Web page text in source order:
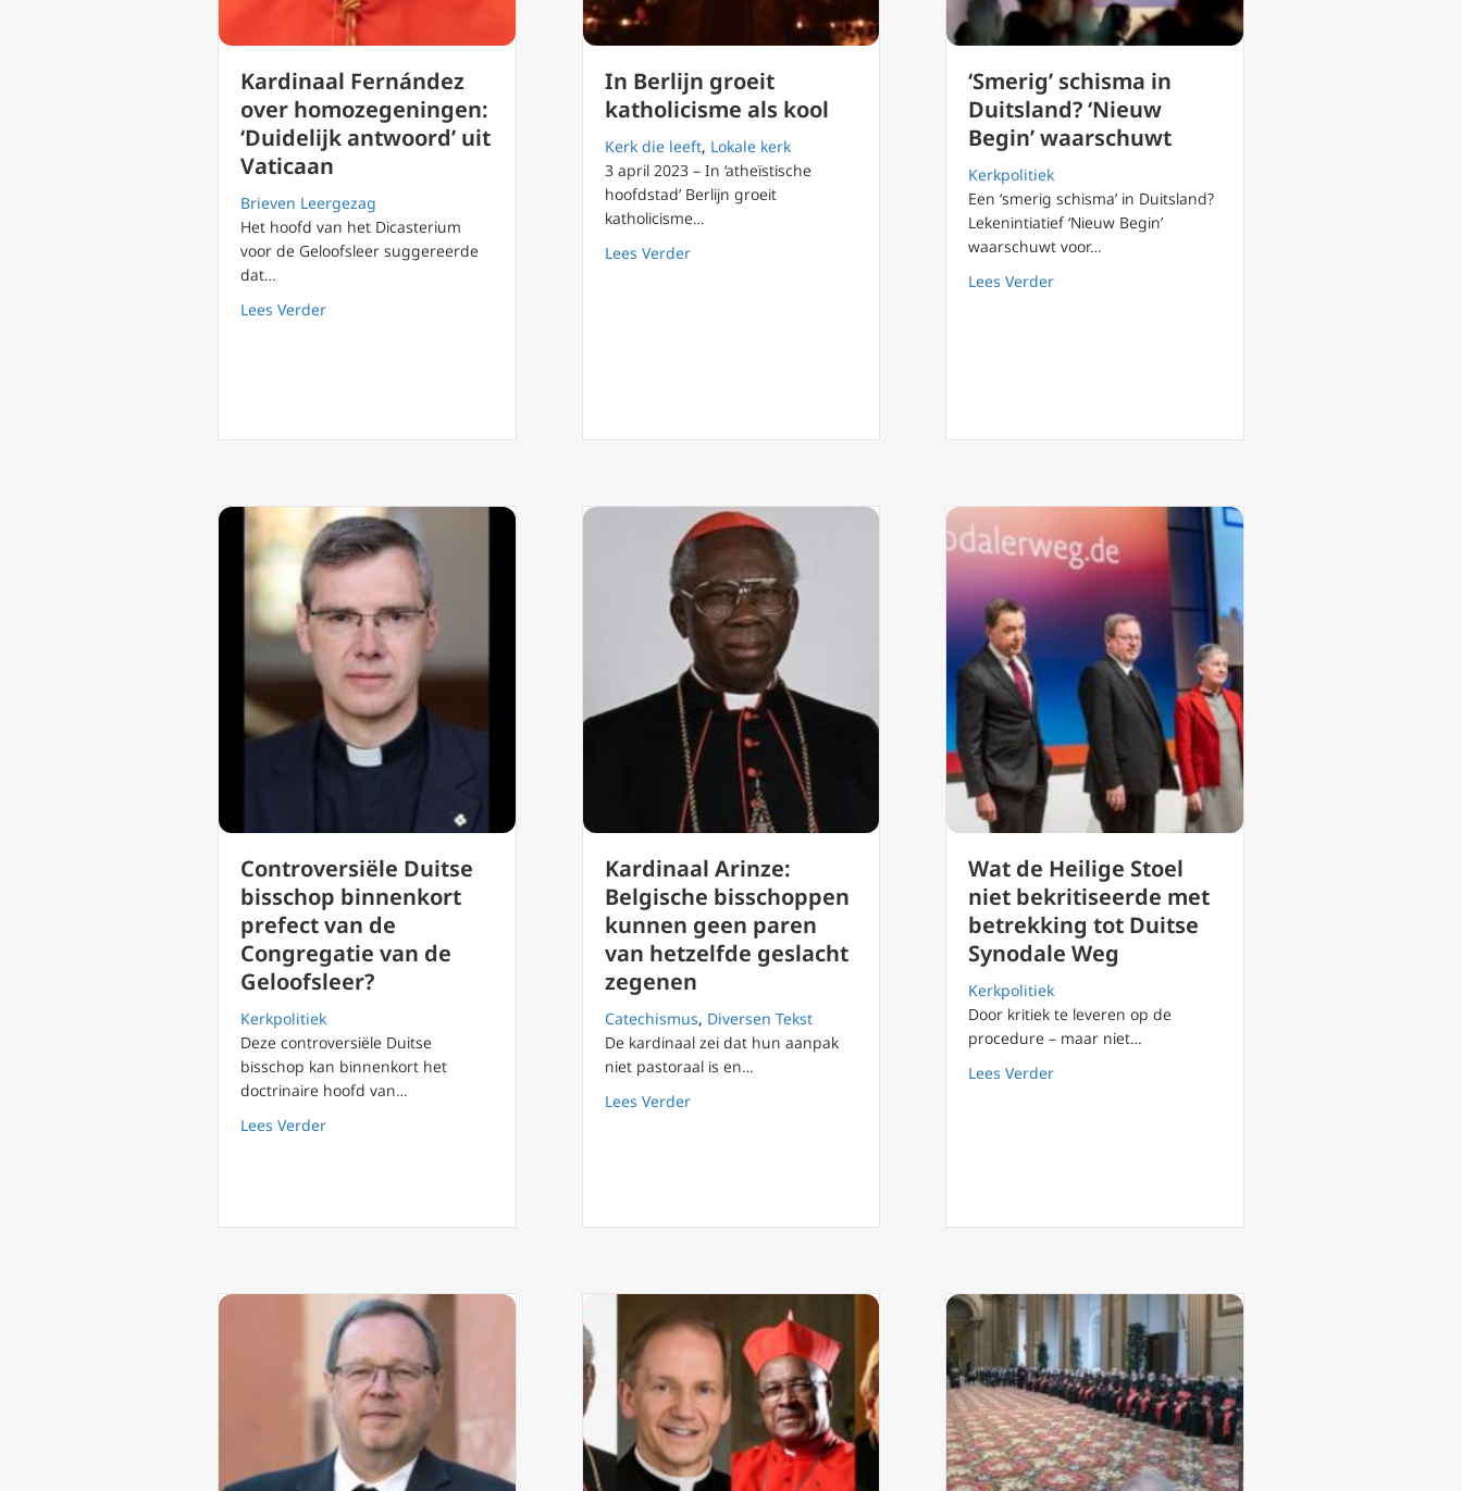
Kardinaal Fernández
over homozegeningen:
‘Duidelijk antwoord’ uit
Vaticaan
Brieven Leergezag
Het hoofd van het Dicasterium
voor de Geloofsleer suggereerde
dat…
Lees Verderabout Kardinaal Fernández over homozegeningen: ‘Duidelijk antwoord’ uit Vaticaan
In Berlijn groeit
katholicisme als kool
Kerk die leeft, Lokale kerk
3 april 2023 – In ‘atheïstische
hoofdstad’ Berlijn groeit
katholicisme…
Lees Verderabout In Berlijn groeit katholicisme als kool
‘Smerig’ schisma in
Duitsland? ‘Nieuw
Begin’ waarschuwt
Kerkpolitiek
Een ‘smerig schisma’ in Duitsland?
Lekenintiatief ‘Nieuw Begin’
waarschuwt voor…
Lees Verderabout ‘Smerig’ schisma in Duitsland? ‘Nieuw Begin’
Controversiële Duitse
bisschop binnenkort
prefect van de
Congregatie van de
Geloofsleer?
Kerkpolitiek
Deze controversiële Duitse
bisschop kan binnenkort het
doctrinaire hoofd van…
Lees Verderabout Controversiële Duitse bisschop binnenkort prefect van de Congregatie van de Geloofsleer?
Kardinaal Arinze:
Belgische bisschoppen
kunnen geen paren
van hetzelfde geslacht
zegenen
Catechismus, Diversen Tekst
De kardinaal zei dat hun aanpak
niet pastoraal is en…
Lees Verderabout Kardinaal Arinze: Belgische bisschoppen kunnen geen paren van hetzelfde geslacht zegenen
Wat de Heilige Stoel
niet bekritiseerde met
betrekking tot Duitse
Synodale Weg
Kerkpolitiek
Door kritiek te leveren op de
procedure – maar niet…
Lees Verderabout Wat de Heilige Stoel niet bekritiseerde met